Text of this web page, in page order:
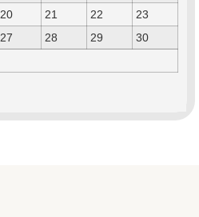
20 21 22
23
27 28 29
30